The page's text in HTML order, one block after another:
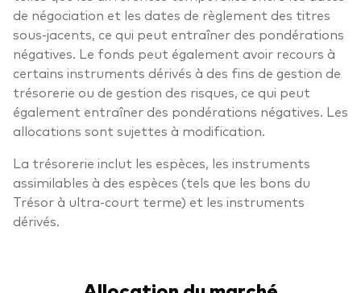
de négociation et les dates de règlement des titres
sous-jacents, ce qui peut entraîner des pondérations
négatives. Le fonds peut également avoir recours à
certains instruments dérivés à des fins de gestion de
trésorerie ou de gestion des risques, ce qui peut
également entraîner des pondérations négatives. Les
allocations sont sujettes à modification.
La trésorerie inclut les espèces, les instruments
assimilables à des espèces (tels que les bons du
Trésor à ultra-court terme) et les instruments
dérivés.